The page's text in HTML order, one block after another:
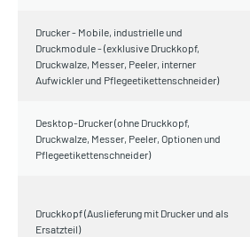
Drucker - Mobile, industrielle und
Druckmodule - (exklusive Druckkopf,
Druckwalze, Messer, Peeler, interner
Aufwickler und Pflegeetikettenschneider)
Desktop-Drucker (ohne Druckkopf,
Druckwalze, Messer, Peeler, Optionen und
Pflegeetikettenschneider)
Druckkopf (Auslieferung mit Drucker und als
Ersatzteil)